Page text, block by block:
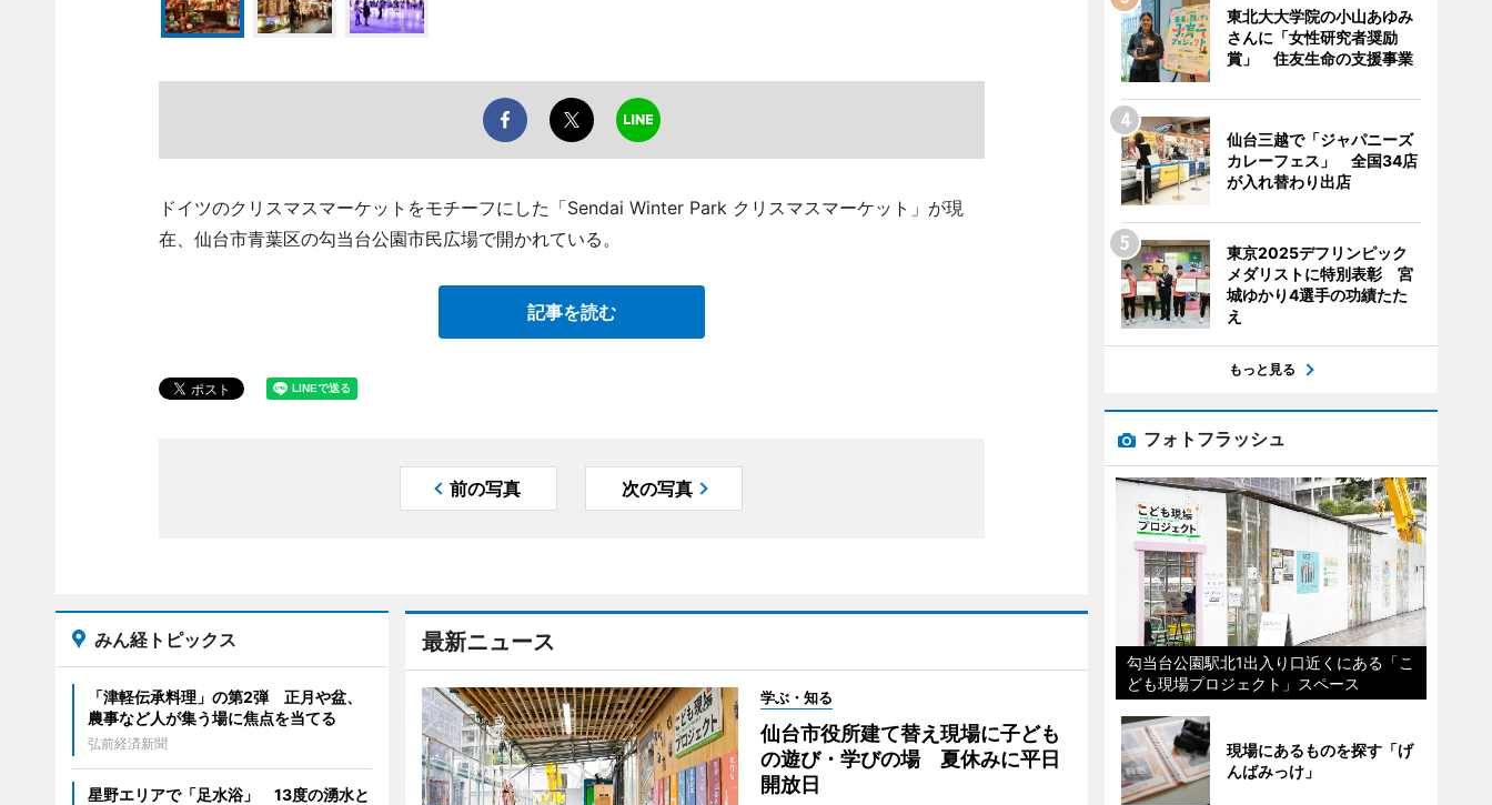
ドイツのクリスマスマーケットをモチーフにした「Sendai Winter Park クリスマスマーケット」が現
在、仙台市青葉区の勾当台公園市民広場で開かれている。
記事を読む
前の写真 次の写真
最新ニュース
学ぶ・知る
仙台市役所建て替え現場に子ども
の遊び・学びの場 夏休みに平日
開放日
みん経トピックス
「津軽伝承料理」の第2弾 正月や盆、
農事など人が集う場に焦点を当てる
弘前経済新聞
星野エリアで「足水浴」 13度の湧水と
東北大大学院の小山あゆみ
さんに「女性研究者奨励
賞」 住友生命の支援事業
仙台三越で「ジャパニーズ
カレーフェス」 全国34店
が入れ替わり出店
東京2025デフリンピック
メダリストに特別表彰 宮
城ゆかり4選手の功績たた
え
もっと見る
フォトフラッシュ
勾当台公園駅北1出入り口近くにある「こ
ども現場プロジェクト」スペース
現場にあるものを探す「げ
んばみっけ」